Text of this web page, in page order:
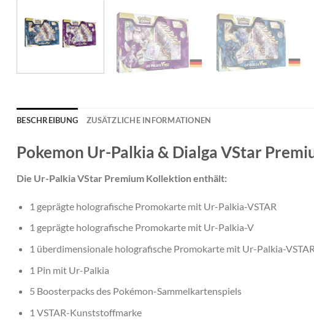
BESCHREIBUNG ZUSÄTZLICHE INFORMATIONEN
Pokemon Ur-Palkia & Dialga VStar
Die Ur-Palkia VStar Premium Kollektion enthält:
1 geprägte holografische Promokarte mit Ur-Palkia-VSTAR
1 geprägte holografische Promokarte mit Ur-Palkia-V
1 überdimensionale holografische Promokarte mit Ur-Palkia-VSTAR
1 Pin mit Ur-Palkia
5 Boosterpacks des Pokémon-Sammelkartenspiels
1 VSTAR-Kunststoffmarke